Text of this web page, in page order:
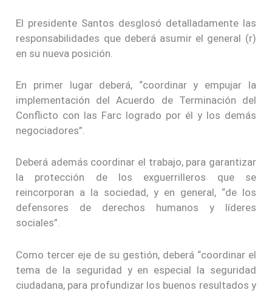
El presidente Santos desglosó detalladamente las
responsabilidades que deberá asumir el general (r)
en su nueva posición.
En primer lugar deberá, “coordinar y empujar la
implementación del Acuerdo de Terminación del
Conflicto con las Farc logrado por él y los demás
negociadores”.
Deberá además coordinar el trabajo, para garantizar
la protección de los exguerrilleros que se
reincorporan a la sociedad, y en general, “de los
defensores de derechos humanos y líderes
sociales”.
Como tercer eje de su gestión, deberá “coordinar el
tema de la seguridad y en especial la seguridad
ciudadana, para profundizar los buenos resultados y